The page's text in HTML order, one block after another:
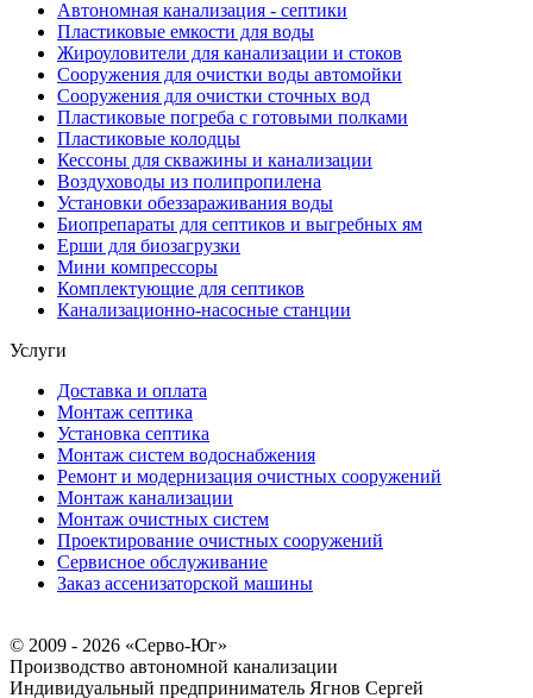
Автономная канализация - септики
Пластиковые емкости для воды
Жироуловители для канализации и стоков
Сооружения для очистки воды автомойки
Сооружения для очистки сточных вод
Пластиковые погреба с готовыми полками
Пластиковые колодцы
Кессоны для скважины и канализации
Воздуховоды из полипропилена
Установки обеззараживания воды
Биопрепараты для септиков и выгребных ям
Ерши для биозагрузки
Мини компрессоры
Комплектующие для септиков
Канализационно-насосные станции
Услуги
Доставка и оплата
Монтаж септика
Установка септика
Монтаж систем водоснабжения
Ремонт и модернизация очистных сооружений
Монтаж канализации
Монтаж очистных систем
Проектирование очистных сооружений
Сервисное обслуживание
Заказ ассенизаторской машины
© 2009 - 2026 «Серво-Юг»
Производство автономной канализации
Индивидуальный предприниматель Ягнов Сергей